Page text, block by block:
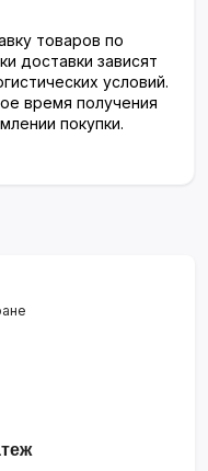
товаров по
доставки зависят
условий.
время получения
покупки.